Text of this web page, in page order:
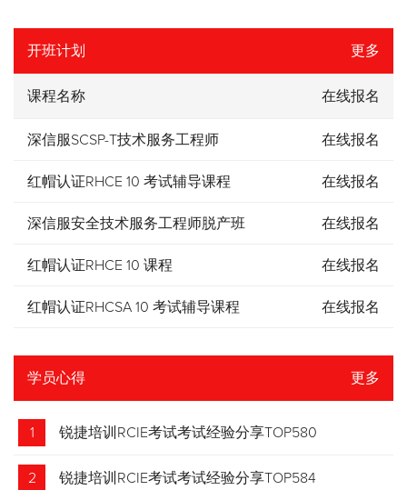
开班计划 更多
课程名称 在线报名
深信服SCSP-T技术服务工程师 在线报名
红帽认证RHCE 10 考试辅导课程 在线报名
深信服安全技术服务工程师脱产班 在线报名
红帽认证RHCE 10 课程 在线报名
红帽认证RHCSA 10 考试辅导课程 在线报名
学员心得 更多
1 锐捷培训RCIE考试考试经验分享TOP580
2 锐捷培训RCIE考试考试经验分享TOP584